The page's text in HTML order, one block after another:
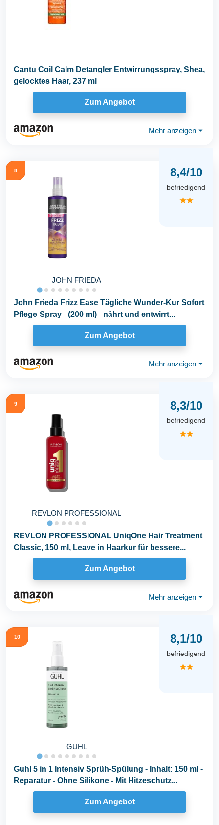
Cantu Coil Calm Detangler Entwirrungsspray, Shea,
gelocktes Haar, 237 ml
Zum Angebot
Mehr anzeigen ⏷
8
JOHN FRIEDA
8,4/10
befriedigend
★★
John Frieda Frizz Ease Tägliche Wunder-Kur Sofort
Pflege-Spray - (200 ml) - nährt und entwirrt...
Zum Angebot
Mehr anzeigen ⏷
9
REVLON PROFESSIONAL
8,3/10
befriedigend
★★
REVLON PROFESSIONAL UniqOne Hair Treatment
Classic, 150 ml, Leave in Haarkur für bessere...
Zum Angebot
Mehr anzeigen ⏷
10
GUHL
8,1/10
befriedigend
★★
Guhl 5 in 1 Intensiv Sprüh-Spülung - Inhalt: 150 ml -
Reparatur - Ohne Silikone - Mit Hitzeschutz...
Zum Angebot